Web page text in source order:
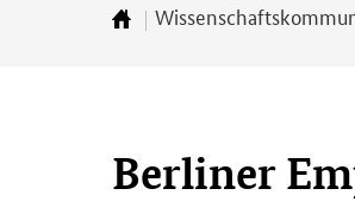
Zur
Berliner